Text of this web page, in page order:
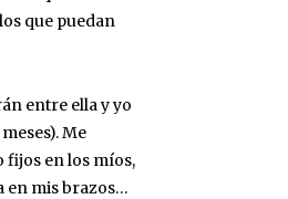
que puedan
entre ella y yo
Me
fijos en los míos,
en mis brazos…